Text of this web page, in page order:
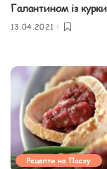
Галантином із курки
13.04.2021
Рецепти на Пасху